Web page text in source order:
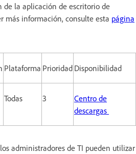
de la aplicación de escritorio de
más información, consulte esta página
Plataforma Prioridad Disponibilidad
Todas 3
Centro de
descargas
administradores de TI pueden utilizar